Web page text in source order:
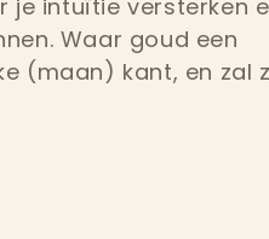
je intuïtie versterken
Waar goud een
(maan) kant, en zal